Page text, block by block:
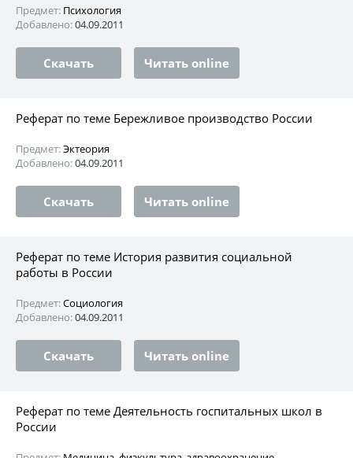
Предмет: Психология
Добавлено:04.09.2011
Скачать Читать online
Реферат по теме Бережливое производство России
Предмет:Эктеория
Добавлено:04.09.2011
Скачать Читать online
Реферат по теме История развития социальной
работы в России
Предмет:Социология
Добавлено:04.09.2011
Скачать Читать online
Реферат по теме Деятельность госпитальных школ в
России